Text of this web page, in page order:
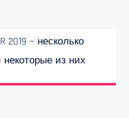
2019 — несколько
некоторые из них